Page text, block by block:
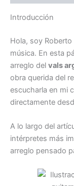
Introducción
Hola, soy
música. En esta
arreglo del vals
obra querida del
escucharla en mi
directamente
A lo largo del
intérpretes más
arreglo pensado